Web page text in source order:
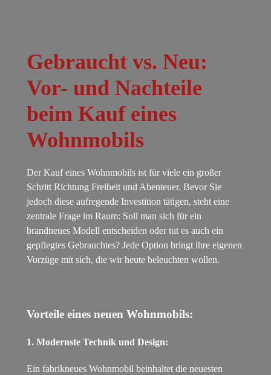
Gebraucht vs. Neu:
Vor- und Nachteile
beim Kauf eines
Wohnmobils
Der Kauf eines Wohnmobils ist für viele ein großer
Schritt Richtung Freiheit und Abenteuer. Bevor Sie
jedoch diese aufregende Investition tätigen, steht eine
zentrale Frage im Raum: Soll man sich für ein
brandneues Modell entscheiden oder tut es auch ein
gepflegtes Gebrauchtes? Jede Option bringt ihre eigenen
Vorzüge mit sich, die wir heute beleuchten wollen.
Vorteile eines neuen Wohnmobils:
1. Modernste Technik und Design:
Ein fabrikneues Wohnmobil beinhaltet die neuesten